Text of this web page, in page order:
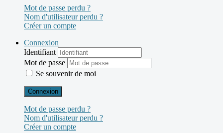
Mot de passe perdu ?
Nom d'utilisateur perdu ?
Créer un compte
Connexion
Identifiant
Mot de passe
Se souvenir de moi
Connexion
Mot de passe perdu ?
Nom d'utilisateur perdu ?
Créer un compte